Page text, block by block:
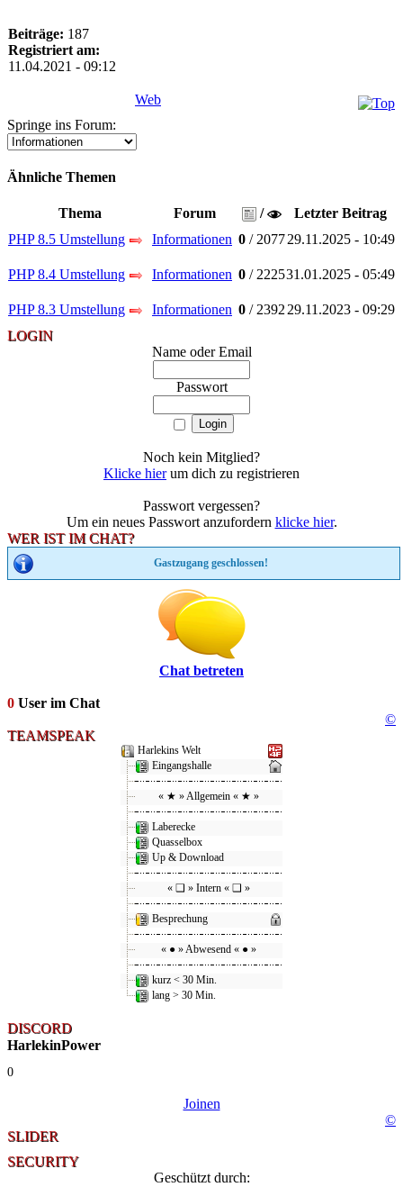
Beiträge: 187
Registriert am:
11.04.2021 - 09:12
Web
Springe ins Forum:
Ähnliche Themen
Thema Forum /
Letzter Beitrag
PHP 8.5 Umstellung
Informationen 0 / 207729.11.2025 - 10:49
PHP 8.4 Umstellung Informationen 0 / 222531.01.2025 - 05:49
PHP 8.3 Umstellung Informationen 0 / 2392 29.11.2023 - 09:29
LOGIN
Name oder Email
Passwort
Noch kein Mitglied?
Klicke hierum dich zu registrieren
Passwort vergessen?
Um ein neues Passwort anzufordern klicke hier.
WER IST IM CHAT?
Gastzugang geschlossen!
Chat betreten
0 User im Chat
©
TEAMSPEAK
Harlekins Welt
Eingangshalle
« ★ » Allgemein « ★ »
Laberecke
Quasselbox
Up & Download
« ❑ » Intern « ❑ »
Besprechung
« ● » Abwesend « ● »
kurz < 30 Min.
lang > 30 Min.
DISCORD
HarlekinPower
0
Joinen
©
SLIDER
SECURITY
Geschützt durch: